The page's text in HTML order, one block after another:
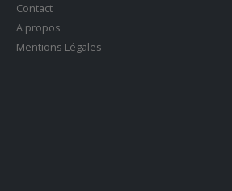
Contact
A propos
Mentions Légales